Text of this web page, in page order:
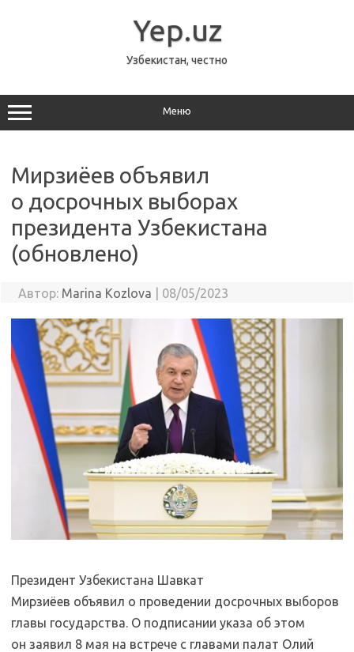
Yep.uz
Узбекистан, честно
Меню
Мирзиёев объявил
о досрочных выборах
президента Узбекистана
(обновлено)
Автор: Marina Kozlova 08/05/2023
Президент Узбекистана Шавкат
Мирзиёев объявил о проведении досрочных выборов
главы государства. О подписании указа об этом
он заявил 8 мая на встрече с главами палат Олий